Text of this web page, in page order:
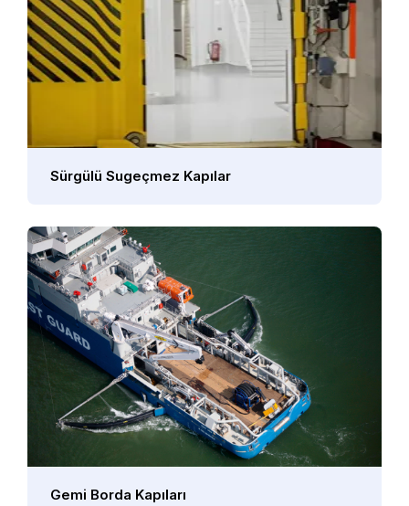
Sürgülü Sugeçmez Kapılar
Gemi Borda Kapıları